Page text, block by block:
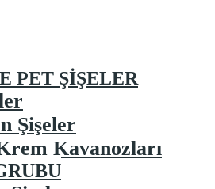
PET ŞIŞELER
Şişeler
Kavanozları